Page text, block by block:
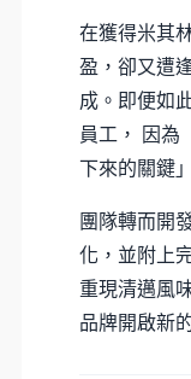
在獲得米其
盈，卻又遭
成。即便如
員工， 因為
下來的關鍵
團隊轉而開
化，並附上
重現清邁風
品牌開啟新